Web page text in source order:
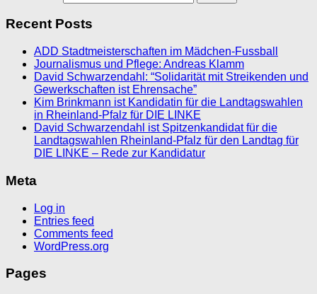
Recent Posts
ADD Stadtmeisterschaften im Mädchen-Fussball
Journalismus und Pflege: Andreas Klamm
David Schwarzendahl: “Solidarität mit Streikenden und
Gewerkschaften ist Ehrensache”
Kim Brinkmann ist Kandidatin für die Landtagswahlen
in Rheinland-Pfalz für DIE LINKE
David Schwarzendahl ist Spitzenkandidat für die
Landtagswahlen Rheinland-Pfalz für den Landtag für
DIE LINKE – Rede zur Kandidatur
Meta
Log in
Entries feed
Comments feed
WordPress.org
Pages